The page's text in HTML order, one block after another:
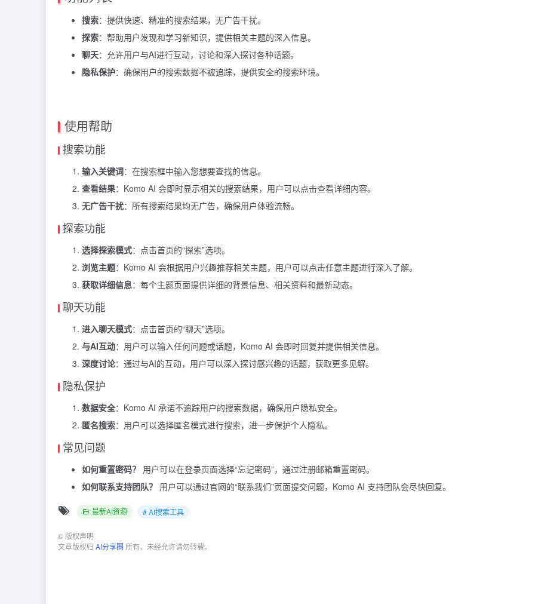
搜索：提供快速、精准的搜索结果，无广告干扰。
探索：帮助用户发现和学习新知识，提供相关主题的深入信息。
聊天：允许用户与AI进行互动，讨论和深入探讨各种话题。
隐私保护：确保用户的搜索数据不被追踪，提供安全的搜索环境。
使用帮助
搜索功能
输入关键词：在搜索框中输入您想要查找的信息。
查看结果：Komo AI 会即时显示相关的搜索结果，用户可以点击查看详细内容。
无广告干扰：所有搜索结果均无广告，确保用户体验流畅。
探索功能
选择探索模式：点击首页的“探索”选项。
浏览主题：Komo AI 会根据用户兴趣推荐相关主题，用户可以点击任意主题进行深入了解。
获取详细信息：每个主题页面提供详细的背景信息、相关资料和最新动态。
聊天功能
进入聊天模式：点击首页的“聊天”选项。
与AI互动：用户可以输入任何问题或话题，Komo AI 会即时回复并提供相关信息。
深度讨论：通过与AI的互动，用户可以深入探讨感兴趣的话题，获取更多见解。
隐私保护
数据安全：Komo AI 承诺不追踪用户的搜索数据，确保用户隐私安全。
匿名搜索：用户可以选择匿名模式进行搜索，进一步保护个人隐私。
常见问题
如何重置密码？ 用户可以在登录页面选择“忘记密码”，通过注册邮箱重置密码。
如何联系支持团队？ 用户可以通过官网的“联系我们”页面提交问题，Komo AI 支持团队会尽快回复。
最新AI资源 # AI搜索工具
© 版权声明
文章版权归 AI分享圈 所有，未经允许请勿转载。